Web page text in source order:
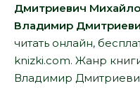
Дмитриевич
Владимир
читать онлайн,
knizki.com. Жанр
Владимир